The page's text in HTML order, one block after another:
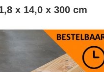
x 14,0 x 300 cm